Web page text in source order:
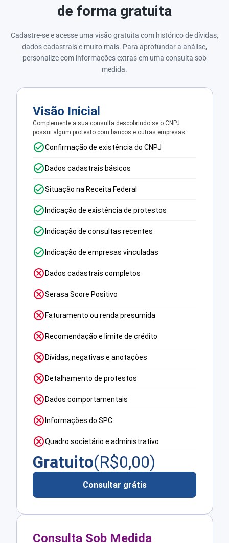
de forma gratuita
Cadastre-se e acesse uma visão gratuita com histórico de dívidas,
dados cadastrais e muito mais. Para aprofundar a análise,
personalize com informações extras em uma consulta sob
medida.
Visão Inicial
Complemente a sua consulta descobrindo se o CNPJ
possui algum protesto com bancos e outras empresas.
Confirmação de existência do CNPJ
Dados cadastrais básicos
Situação na Receita Federal
Indicação de existência de protestos
Indicação de consultas recentes
Indicação de empresas vinculadas
Dados cadastrais completos
Serasa Score Positivo
Faturamento ou renda presumida
Recomendação e limite de crédito
Dívidas, negativas e anotações
Detalhamento de protestos
Dados comportamentais
Informações do SPC
Quadro societário e administrativo
Gratuito(R$0,00)
Consultar grátis
Consulta Sob Medida